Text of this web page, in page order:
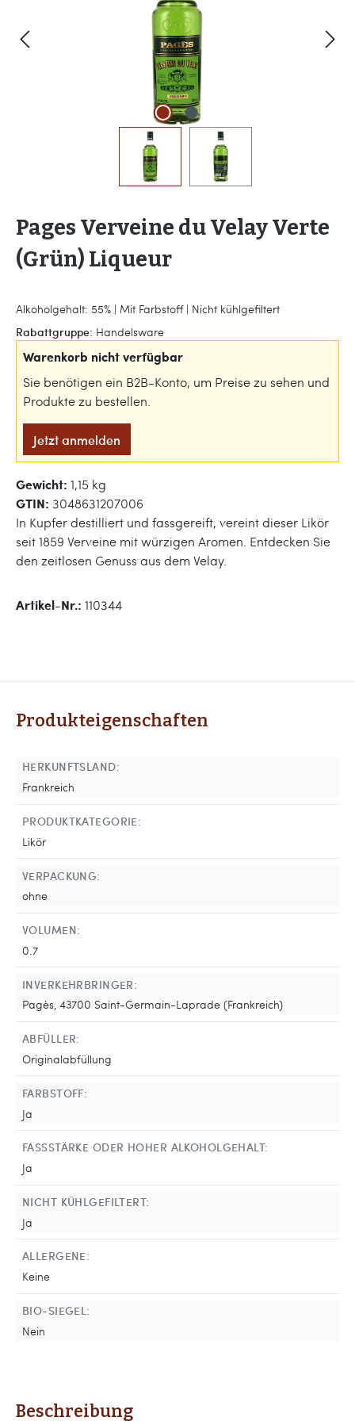
Pages Verveine du Velay Verte
(Grün) Liqueur
Alkoholgehalt: 55% | Mit Farbstoff | Nicht kühlgefiltert
Rabattgruppe: Handelsware
Warenkorb nicht verfügbar
Sie benötigen ein B2B-Konto, um Preise zu sehen und
Produkte zu bestellen.
Jetzt anmelden
Gewicht: 1,15 kg
GTIN: 3048631207006
In Kupfer destilliert und fassgereift, vereint dieser Likör
seit 1859 Verveine mit würzigen Aromen. Entdecken Sie
den zeitlosen Genuss aus dem Velay.
Artikel-Nr.: 110344
Produkteigenschaften
HERKUNFTSLAND:
Frankreich
PRODUKTKATEGORIE:
Likör
VERPACKUNG:
ohne
VOLUMEN:
0.7
INVERKEHRBRINGER:
Pagès, 43700 Saint-Germain-Laprade (Frankreich)
ABFÜLLER:
Originalabfüllung
FARBSTOFF:
Ja
FASSSTÄRKE ODER HOHER ALKOHOLGEHALT:
Ja
NICHT KÜHLGEFILTERT:
Ja
ALLERGENE:
Keine
BIO-SIEGEL:
Nein
Beschreibung